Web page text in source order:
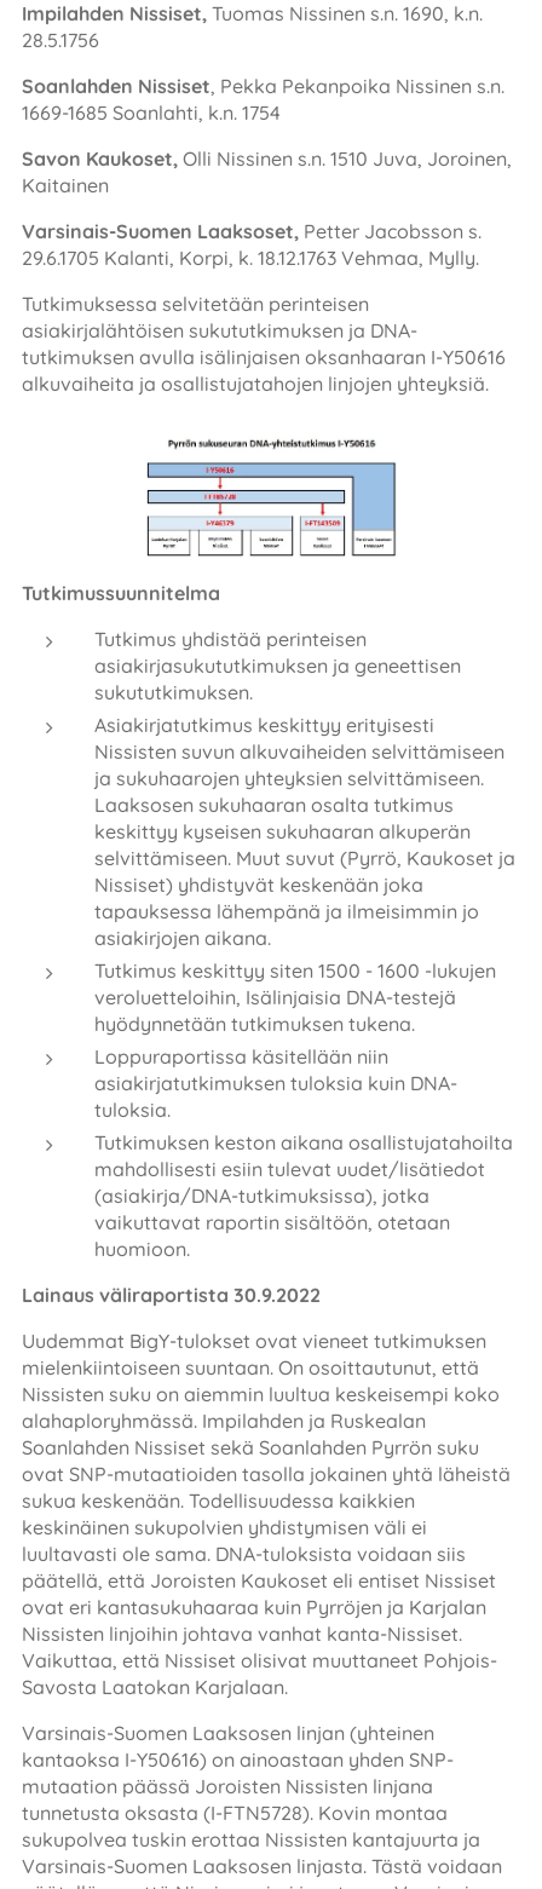
Impilahden Nissiset, Tuomas Nissinen s.n. 1690, k.n.
28.5.1756
Soanlahden Nissiset, Pekka Pekanpoika Nissinen s.n.
1669-1685 Soanlahti, k.n. 1754
Savon Kaukoset, Olli Nissinen s.n. 1510 Juva, Joroinen,
Kaitainen
Varsinais-Suomen Laaksoset, Petter Jacobsson s.
29.6.1705 Kalanti, Korpi, k. 18.12.1763 Vehmaa, Mylly.
Tutkimuksessa selvitetään perinteisen
asiakirjalähtöisen sukututkimuksen ja DNA-
tutkimuksen avulla isälinjaisen oksanhaaran I-Y50616
alkuvaiheita ja osallistujatahojen linjojen yhteyksiä.
Tutkimussuunnitelma
Tutkimus yhdistää perinteisen
asiakirjasukututkimuksen ja geneettisen
sukututkimuksen.
Asiakirjatutkimus keskittyy erityisesti
Nissisten suvun alkuvaiheiden selvittämiseen
ja sukuhaarojen yhteyksien selvittämiseen.
Laaksosen sukuhaaran osalta tutkimus
keskittyy kyseisen sukuhaaran alkuperän
selvittämiseen. Muut suvut (Pyrrö, Kaukoset ja
Nissiset) yhdistyvät keskenään joka
tapauksessa lähempänä ja ilmeisimmin jo
asiakirjojen aikana.
Tutkimus keskittyy siten 1500 - 1600 -lukujen
veroluetteloihin, Isälinjaisia DNA-testejä
hyödynnetään tutkimuksen tukena.
Loppuraportissa käsitellään niin
asiakirjatutkimuksen tuloksia kuin DNA-
tuloksia.
Tutkimuksen keston aikana osallistujatahoilta
mahdollisesti esiin tulevat uudet/lisätiedot
(asiakirja/DNA-tutkimuksissa), jotka
vaikuttavat raportin sisältöön, otetaan
huomioon.
Lainaus väliraportista 30.9.2022
Uudemmat BigY-tulokset ovat vieneet tutkimuksen
mielenkiintoiseen suuntaan. On osoittautunut, että
Nissisten suku on aiemmin luultua keskeisempi koko
alahaploryhmässä. Impilahden ja Ruskealan
Soanlahden Nissiset sekä Soanlahden Pyrrön suku
ovat SNP-mutaatioiden tasolla jokainen yhtä läheistä
sukua keskenään. Todellisuudessa kaikkien
keskinäinen sukupolvien yhdistymisen väli ei
luultavasti ole sama. DNA-tuloksista voidaan siis
päätellä, että Joroisten Kaukoset eli entiset Nissiset
ovat eri kantasukuhaaraa kuin Pyrröjen ja Karjalan
Nissisten linjoihin johtava vanhat kanta-Nissiset.
Vaikuttaa, että Nissiset olisivat muuttaneet Pohjois-
Savosta Laatokan Karjalaan.
Varsinais-Suomen Laaksosen linjan (yhteinen
kantaoksa I-Y50616) on ainoastaan yhden SNP-
mutaation päässä Joroisten Nissisten linjana
tunnetusta oksasta (I-FTN5728). Kovin montaa
sukupolvea tuskin erottaa Nissisten kantajuurta ja
Varsinais-Suomen Laaksosen linjasta. Tästä voidaan